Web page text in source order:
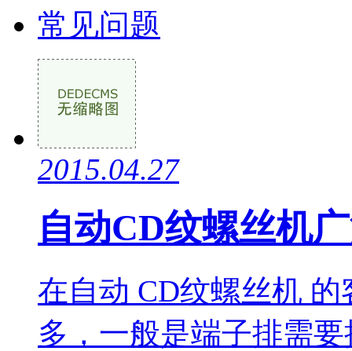
常见问题
2015.04.27
自动CD纹螺丝机
在自动 CD纹螺丝机
多，一般是端子排需